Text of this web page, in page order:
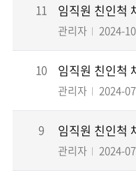
11 임직원 친인척
관리자 2024-
10 임직원 친인척
관리자 2024-
9 임직원 친인척
관리자 2024-